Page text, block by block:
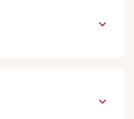
keyboard_arrow_down
keyboard_arrow_down